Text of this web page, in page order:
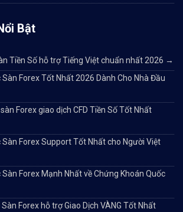
Bật
Tiền Số hỗ trợ Tiếng Việt chuẩn nhất 2026 →
Forex Tốt Nhất 2026 Dành Cho Nhà Đầu
Forex giao dịch CFD Tiền Số Tốt Nhất
Sàn Forex Support Tốt Nhất cho Người Việt
Forex Mạnh Nhất về Chứng Khoán Quốc
Forex hỗ trợ Giao Dịch VÀNG Tốt Nhất